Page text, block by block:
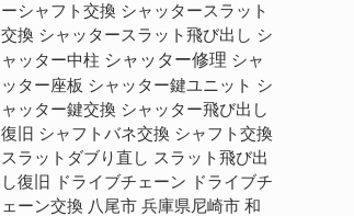
ーシャフト交換 シャッタースラット
交換 シャッタースラット飛び出し シ
ャッター中柱 シャッター修理 シャ
ッター座板 シャッター鍵ユニット シ
ャッター鍵交換 シャッター飛び出し
復旧 シャフトバネ交換 シャフト交換
スラットダブり直し スラット飛び出
し復旧
ドライブチェーン
ドライブチ
ェーン交換 八尾市 兵庫県尼崎市 和